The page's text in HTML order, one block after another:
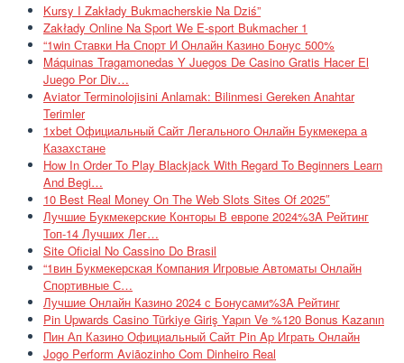
Kursy I Zakłady Bukmacherskie Na Dziś”
Zakłady Online Na Sport We E-sport Bukmacher 1
“1win Ставки На Спорт И Онлайн Казино Бонус 500%
Máquinas Tragamonedas Y Juegos De Casino Gratis Hacer El
Juego Por Div…
Aviator Terminolojisini Anlamak: Bilinmesi Gereken Anahtar
Terimler
1xbet Официальный Сайт Легального Онлайн Букмекера а
Казахстане
How In Order To Play Blackjack With Regard To Beginners Learn
And Begi…
10 Best Real Money On The Web Slots Sites Of 2025″
Лучшие Букмекерские Конторы В европе 2024%3A Рейтинг
Топ-14 Лучших Лег…
Site Oficial No Cassino Do Brasil
“1вин Букмекерская Компания Игровые Автоматы Онлайн
Спортивные С…
Лучшие Онлайн Казино 2024 с Бонусами%3A Рейтинг
Pin Upwards Casino Türkiye Giriş Yapın Ve %120 Bonus Kazanın
Пин Ап Казино Официальный Сайт Pin Ap Играть Онлайн
Jogo Perform Aviãozinho Com Dinheiro Real